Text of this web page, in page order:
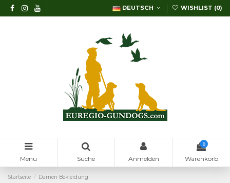
DEUTSCH WISHLIST (0)
Menu Suche Anmelden
0
Warenkorb
Startseite Damen Bekleidung